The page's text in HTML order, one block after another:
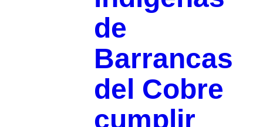
de
Barrancas
del Cobre
cumplir